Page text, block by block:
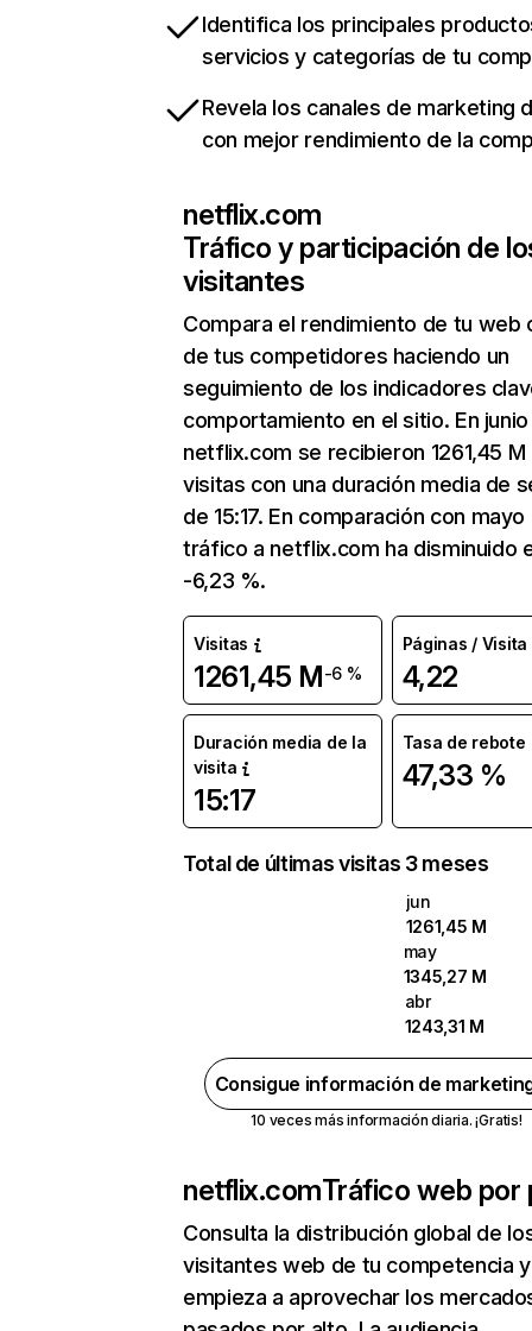
Identifica los principales
servicios y categorías de tu
Revela los canales de marketing
con mejor rendimiento de la
netflix.com
Tráfico y participación de
visitantes
Compara el rendimiento de tu web
de tus competidores haciendo un
seguimiento de los indicadores
comportamiento en el sitio. En junio
netflix.com se recibieron 1261,45 M
visitas con una duración media de
de 15:17. En comparación con mayo
tráfico a netflix.com ha disminuido
-6,23 %.
Visitas
1261,45 M-6 %
Páginas / Visita
4,22
Duración media de la
visita
15:17
Tasa de rebote
47,33 %
Total de últimas visitas 3 meses
jun
1261,45 M
may
1345,27 M
abr
1243,31 M
Consigue información de
10 veces más información diaria. ¡Gratis!
netflix.comTráfico web por
Consulta la distribución global de
visitantes web de tu competencia y
empieza a aprovechar los